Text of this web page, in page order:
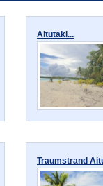
Aitutaki...
Traumstrand